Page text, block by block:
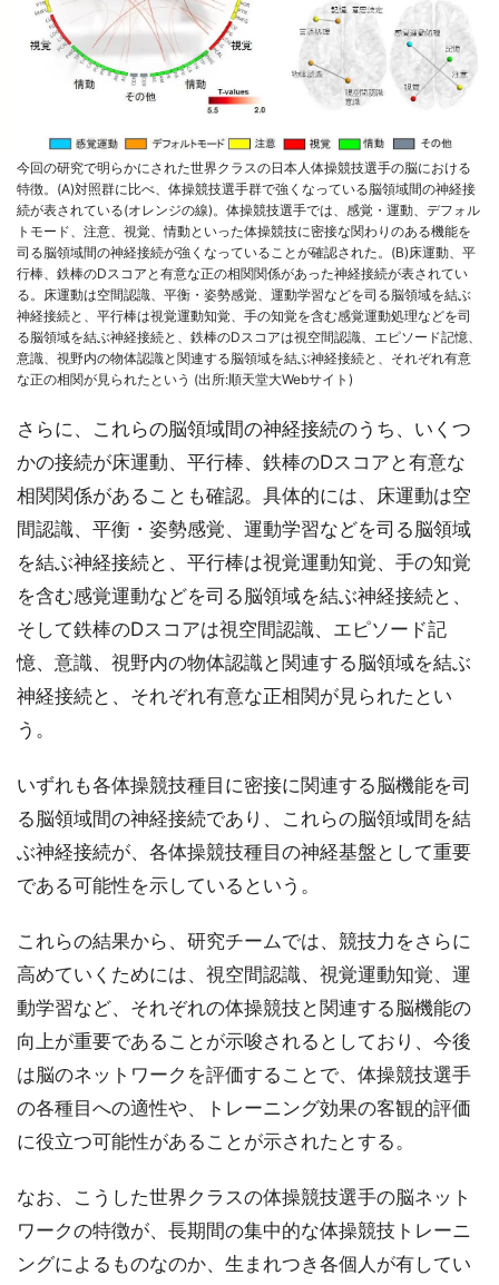
今回の研究で明らかにされた世界クラスの日本人体操競技選手の脳における
特徴。(A)対照群に比べ、体操競技選手群で強くなっている脳領域間の神経接
続が表されている(オレンジの線)。体操競技選手では、感覚・運動、デフォル
トモード、注意、視覚、情動といった体操競技に密接な関わりのある機能を
司る脳領域間の神経接続が強くなっていることが確認された。(B)床運動、平
行棒、鉄棒のDスコアと有意な正の相関関係があった神経接続が表されてい
る。床運動は空間認識、平衡・姿勢感覚、運動学習などを司る脳領域を結ぶ
神経接続と、平行棒は視覚運動知覚、手の知覚を含む感覚運動処理などを司
る脳領域を結ぶ神経接続と、鉄棒のDスコアは視空間認識、エピソード記憶、
意識、視野内の物体認識と関連する脳領域を結ぶ神経接続と、それぞれ有意
な正の相関が見られたという (出所:順天堂大Webサイト)
さらに、これらの脳領域間の神経接続のうち、いくつ
かの接続が床運動、平行棒、鉄棒のDスコアと有意な
相関関係があることも確認。具体的には、床運動は空
間認識、平衡・姿勢感覚、運動学習などを司る脳領域
を結ぶ神経接続と、平行棒は視覚運動知覚、手の知覚
を含む感覚運動などを司る脳領域を結ぶ神経接続と、
そして鉄棒のDスコアは視空間認識、エピソード記
憶、意識、視野内の物体認識と関連する脳領域を結ぶ
神経接続と、それぞれ有意な正相関が見られたとい
う。
いずれも各体操競技種目に密接に関連する脳機能を司
る脳領域間の神経接続であり、これらの脳領域間を結
ぶ神経接続が、各体操競技種目の神経基盤として重要
である可能性を示しているという。
これらの結果から、研究チームでは、競技力をさらに
高めていくためには、視空間認識、視覚運動知覚、運
動学習など、それぞれの体操競技と関連する脳機能の
向上が重要であることが示唆されるとしており、今後
は脳のネットワークを評価することで、体操競技選手
の各種目への適性や、トレーニング効果の客観的評価
に役立つ可能性があることが示されたとする。
なお、こうした世界クラスの体操競技選手の脳ネット
ワークの特徴が、長期間の集中的な体操競技トレーニ
ングによるものなのか、生まれつき各個人が有してい